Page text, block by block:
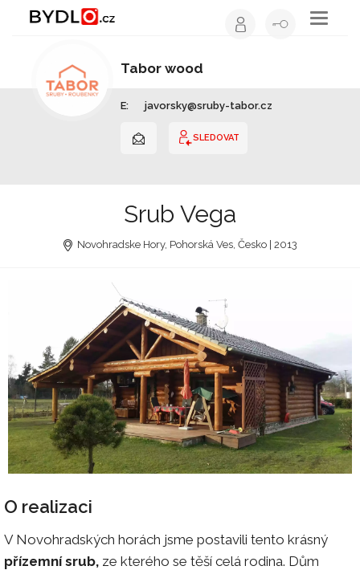
Toggle
Tabor wood
E: javorsky@sruby-tabor.cz
SLEDOVAT
Srub Vega
Novohradske Hory, Pohorská Ves, Česko | 2013
O realizaci
V Novohradských horách jsme postavili tento krásný
přízemní srub, ze kterého se těší celá rodina. Dům